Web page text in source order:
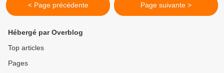
< Page précédente Page suivante >
Hébergé par Overblog
Top articles
Pages